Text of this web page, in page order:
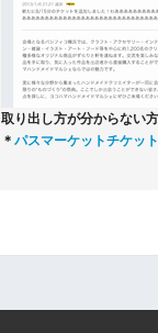
取り出し方が分からない
＊ パスマーケットチケッ